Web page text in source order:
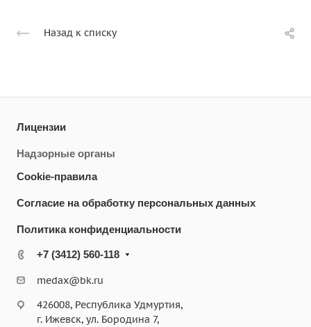
Назад к списку
Лицензии
Надзорные органы
Cookie-правила
Согласие на обработку персональных данных
Политика конфиденциальности
+7 (3412) 560-118
medax@bk.ru
426008, Республика Удмуртия,
г. Ижевск, ул. Бородина 7,